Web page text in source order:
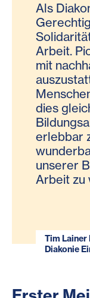
Als
Arbeit.
mit
dies
erlebbar
unserer
Arbeit zu
Tim Lainer
Diakonie